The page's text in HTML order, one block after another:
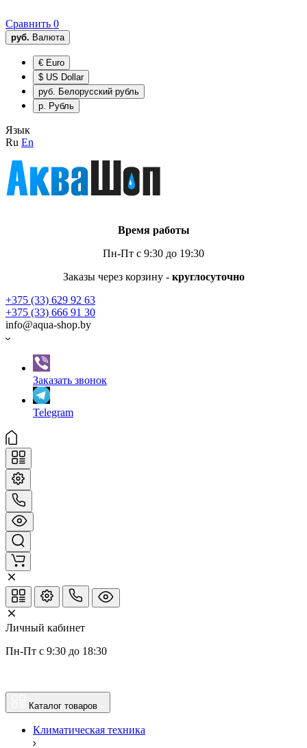
Сравнить 0
руб. Валюта
€ Euro
$ US Dollar
руб. Белорусский рубль
р. Рубль
Язык
Ru En
Время работы
Пн-Пт с 9:30 до 19:30
Заказы через корзину - круглосуточно
+375 (33) 629 92 63
+375 (33) 666 91 30
info@aqua-shop.by
Заказать звонок
Telegram
Личный кабинет
Пн-Пт с 9:30 до 18:30
Каталог товаров
Климатическая техника